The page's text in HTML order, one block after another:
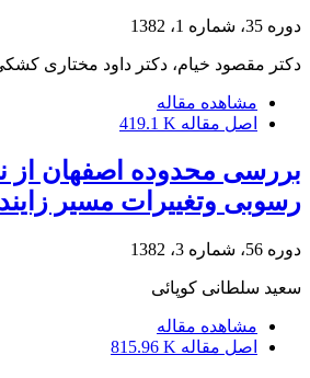
دوره 35، شماره 1، 1382
دکتر مقصود خیام، دکتر داود مختاری
مشاهده مقاله
اصل مقاله 419.1 K
بررسی محدوده اصفهان از
رسوبی وتغییرات مسیر
دوره 56، شماره 3، 1382
سعید سلطانی کوپائی
مشاهده مقاله
اصل مقاله 815.96 K